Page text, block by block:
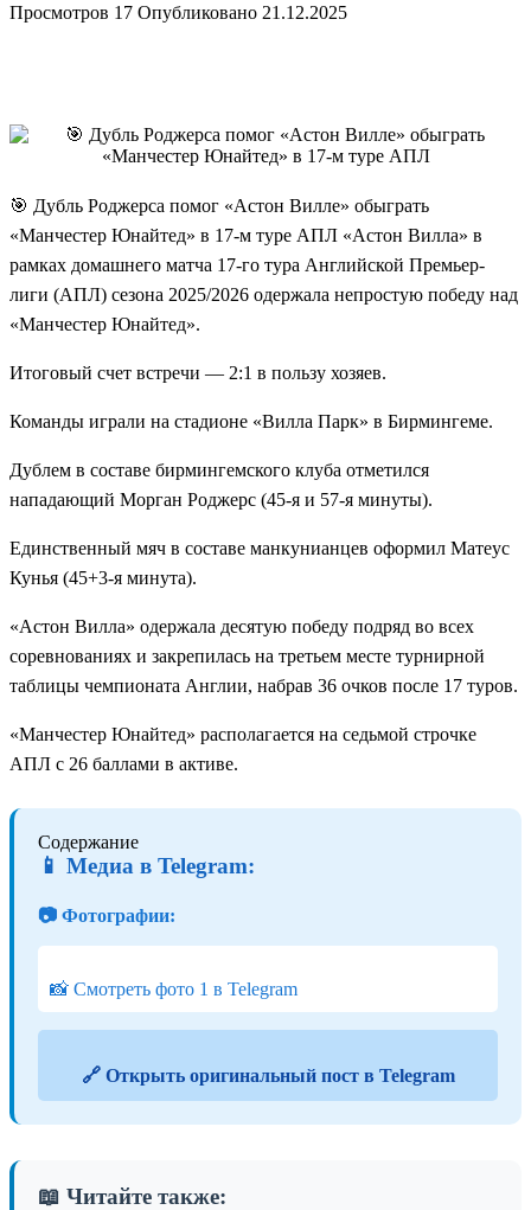
Просмотров 17 Опубликовано 21.12.2025
🎯 Дубль Роджерса помог «Астон Вилле» обыграть
«Манчестер Юнайтед» в 17-м туре АПЛ «Астон Вилла» в
рамках домашнего матча 17-го тура Английской Премьер-
лиги (АПЛ) сезона 2025/2026 одержала непростую победу над
«Манчестер Юнайтед».
Итоговый счет встречи — 2:1 в пользу хозяев.
Команды играли на стадионе «Вилла Парк» в Бирмингеме.
Дублем в составе бирмингемского клуба отметился
нападающий Морган Роджерс (45-я и 57-я минуты).
Единственный мяч в составе манкунианцев оформил Матеус
Кунья (45+3-я минута).
«Астон Вилла» одержала десятую победу подряд во всех
соревнованиях и закрепилась на третьем месте турнирной
таблицы чемпионата Англии, набрав 36 очков после 17 туров.
«Манчестер Юнайтед» располагается на седьмой строчке
АПЛ с 26 баллами в активе.
Содержание
📱 Медиа в Telegram:
📷 Фотографии:
📸 Смотреть фото 1 в Telegram
🔗 Открыть оригинальный пост в Telegram
📖 Читайте также: